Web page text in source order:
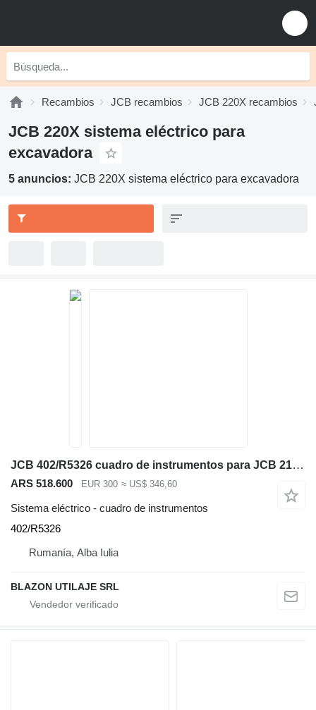
Recambios JCB recambios JCB 220X recambios
JCB 220X sistema eléctrico para
excavadora
5 anuncios: JCB 220X sistema eléctrico para excavadora
JCB 402/R5326 cuadro de instrumentos para JCB 210X 220X 130X 140X excavadora
ARS 518.600 EUR 300 ≈ US$ 346,60
Sistema eléctrico - cuadro de instrumentos
402/R5326
Rumanía, Alba Iulia
BLAZON UTILAJE SRL